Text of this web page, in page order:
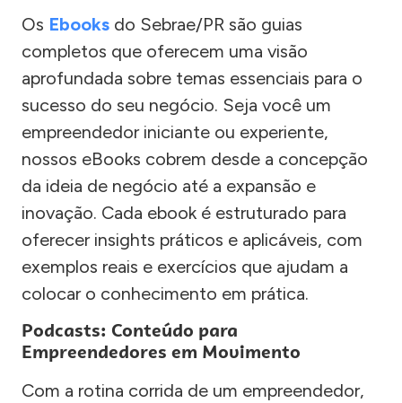
Os Ebooks do Sebrae/PR são guias
completos que oferecem uma visão
aprofundada sobre temas essenciais para o
sucesso do seu negócio. Seja você um
empreendedor iniciante ou experiente,
nossos eBooks cobrem desde a concepção
da ideia de negócio até a expansão e
inovação. Cada ebook é estruturado para
oferecer insights práticos e aplicáveis, com
exemplos reais e exercícios que ajudam a
colocar o conhecimento em prática.
Podcasts: Conteúdo para
Empreendedores em Movimento
Com a rotina corrida de um empreendedor,